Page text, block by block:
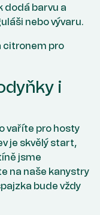
dodá barvu a
nebo vývaru.
citronem pro
i
vaříte pro hosty
je skvělý start,
jsme
na naše kanystry
bude vždy